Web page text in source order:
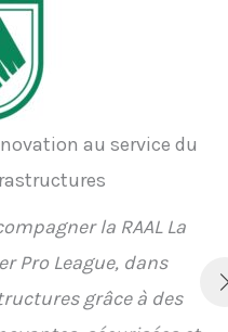
: des copropriétés
des solutions de
et sans